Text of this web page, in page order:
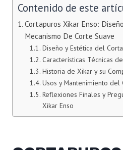
Contenido de este
Cortapuros Xikar Enso:
Mecanismo De Corte Suave
Diseño y Estética del
Características Técnicas
Historia de Xikar y su
Usos y Mantenimiento del
Reflexiones Finales y
Xikar Enso